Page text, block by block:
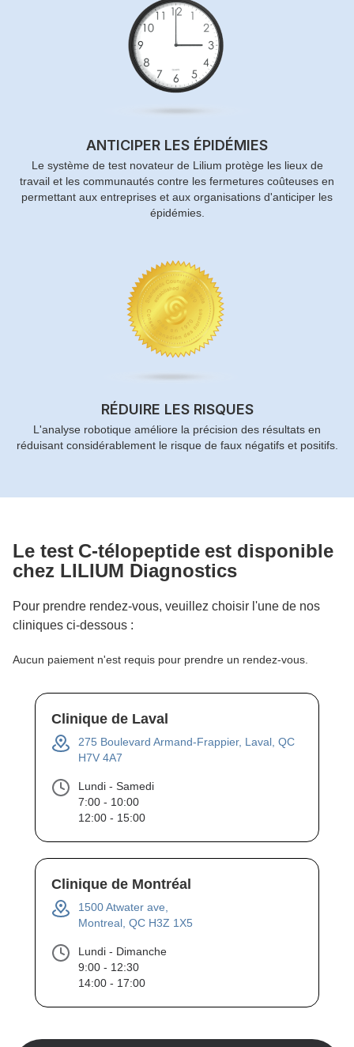
ANTICIPER LES ÉPIDÉMIES
Le système de test novateur de Lilium protège les lieux de
travail et les communautés contre les fermetures coûteuses en
permettant aux entreprises et aux organisations d'anticiper les
épidémies.
RÉDUIRE LES RISQUES
L'analyse robotique améliore la précision des résultats en
réduisant considérablement le risque de faux négatifs et positifs.
Le test C-télopeptide est disponible
chez LILIUM Diagnostics
Pour prendre rendez-vous, veuillez choisir l'une de nos
cliniques ci-dessous :
Aucun paiement n'est requis pour prendre un rendez-vous.
Clinique de Laval
275 Boulevard Armand-Frappier, Laval, QC
H7V 4A7
Lundi - Samedi
7:00 - 10:00
12:00 - 15:00
Clinique de Montréal
1500 Atwater ave,
Montreal, QC H3Z 1X5
Lundi - Dimanche
9:00 - 12:30
14:00 - 17:00